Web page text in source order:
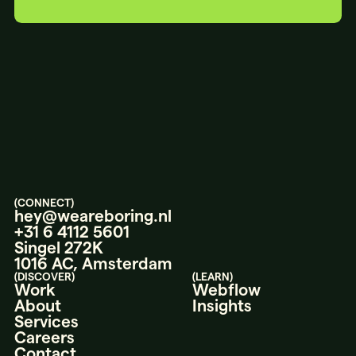
LET’STALK.
(CONNECT)
hey@weareboring.nl
+31 6 4112 5601
Singel 272K
1016 AC, Amsterdam
(DISCOVER)
Work
About
Services
Careers
(LEARN)
Webflow
Insights